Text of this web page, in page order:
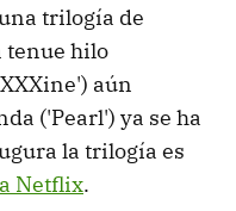
trilogía de
tenue hilo
aún
('Pearl') ya se ha
la trilogía es
Netflix.